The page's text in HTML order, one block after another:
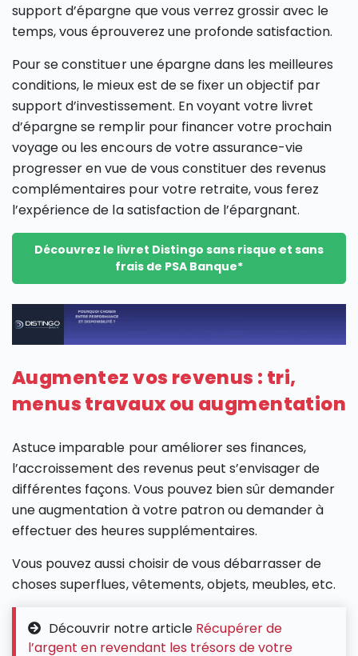
support d’épargne que vous verrez grossir avec le
temps, vous éprouverez une profonde satisfaction.
Pour se constituer une épargne dans les meilleures
conditions, le mieux est de se fixer un objectif par
support d’investissement. En voyant votre livret
d’épargne se remplir pour financer votre prochain
voyage ou les encours de votre assurance-vie
progresser en vue de vous constituer des revenus
complémentaires pour votre retraite, vous ferez
l’expérience de la satisfaction de l’épargnant.
Découvrez le livret Distingo sans risque et sans
frais de PSA Banque*
Augmentez vos revenus : tri,
menus travaux ou augmentation
Astuce imparable pour améliorer ses finances,
l’accroissement des revenus peut s’envisager de
différentes façons. Vous pouvez bien sûr demander
une augmentation à votre patron ou demander à
effectuer des heures supplémentaires.
Vous pouvez aussi choisir de vous débarrasser de
choses superflues, vêtements, objets, meubles, etc.
Découvrir notre article Récupérer de
l’argent en revendant les trésors de votre